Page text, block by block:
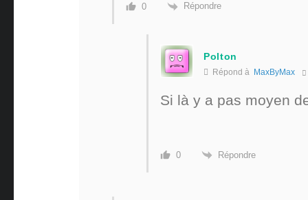
0 Répondre
Polton
Répond à MaxByMax
Si là y a pas moyen
0 Répondre